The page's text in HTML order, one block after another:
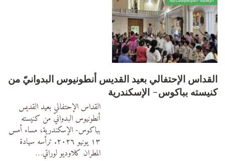
القداس الإحتفالي بعيد القديس أنطونيوس البدوانيّ من
كنيسته بباكوس- الإسكندرية
القداس الإحتفالي بعيد القديس
أنطونيوس البدوانيّ من كنيسته
بباكوس- الإسكندرية، مساء أمس
١٣ يونيو ٢٠٢٦.
ترأسه سيادة
المطران كلاوديو لوراتي…